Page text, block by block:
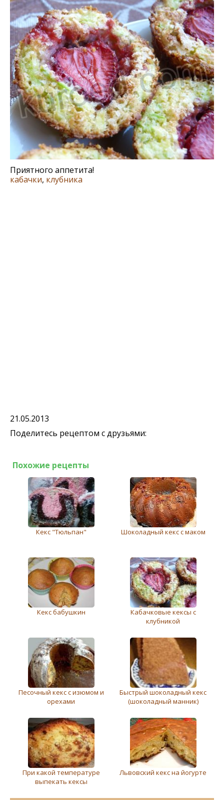
Приятного аппетита!
кабачки, клубника
21.05.2013
Поделитесь рецептом с друзьями:
Похожие рецепты
Кекс "Тюльпан" Шоколадный кекс с маком
Кекс бабушкин
Кабачковые кексы с
клубникой
Песочный кекс с изюмом и
орехами
Быстрый шоколадный кекс
(шоколадный манник)
При какой температуре
выпекать кексы
Львовский кекс на йогурте